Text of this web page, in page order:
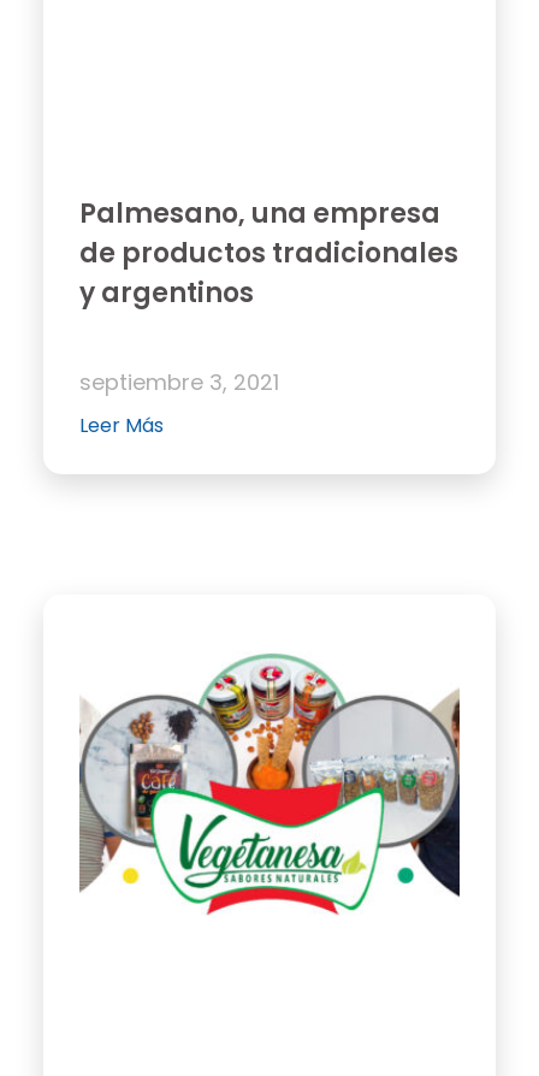
Palmesano, una empresa
de productos tradicionales
y argentinos
septiembre 3, 2021
Leer Más